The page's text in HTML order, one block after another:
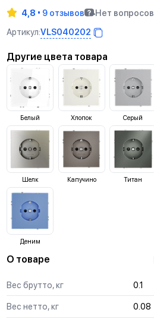
4,8 9 отзывов
Нет вопросов
Артикул:VLS040202
Другие цвета товара
Белый Хлопок Серый
Шелк Капучино Титан
Деним
О товаре
Вес брутто, кг 0.1
Вес нетто, кг 0.08